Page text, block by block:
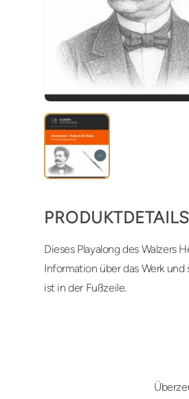
PRODUKTDETAILS
Dieses Playalong des Walzers
Information über das Werk
ist in der Fußzeile.